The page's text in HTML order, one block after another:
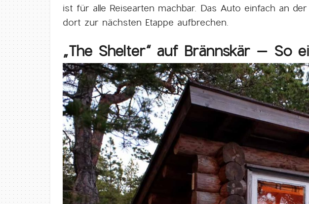
ist für alle Reisearten machbar. Das Auto einfach an
dort zur nächsten Etappe aufbrechen.
„The Shelter“ auf Brännskär – So